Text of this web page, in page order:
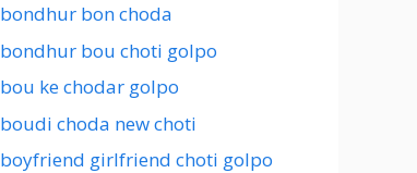
bondhur bon choda
bondhur bou choti golpo
bou ke chodar golpo
boudi choda new choti
boyfriend girlfriend choti golpo